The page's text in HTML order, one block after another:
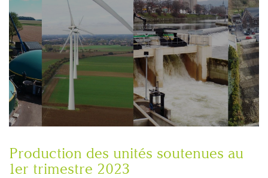
Production des unités soutenues au
1er trimestre 2023